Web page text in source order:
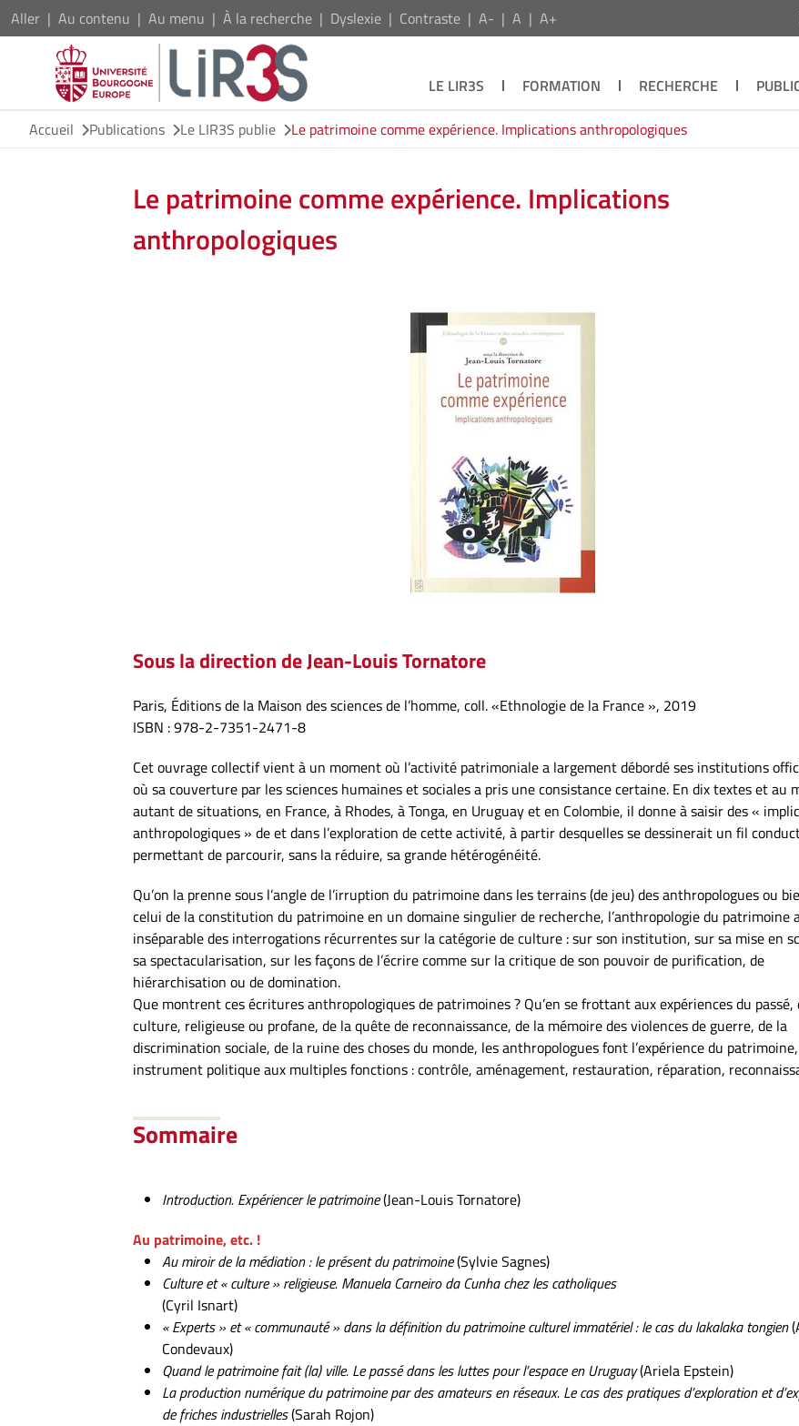
Aller Au contenu Au menu À la recherche Dyslexie Contraste A- A A+
LE LIR3S FORMATION RECHERCHE
Accueil
Publications Le LIR3S publie Le patrimoine comme expérience. Implications anthropologiques
Le patrimoine comme expérience. Implications
anthropologiques
Sous la direction de Jean-Louis Tornatore
Paris, Éditions de la Maison des sciences de l’homme, coll. «Ethnologie de la France », 2019
ISBN : 978-2-7351-2471-8
Cet ouvrage collectif vient à un moment où l’activité patrimoniale a largement débordé ses institutions
où sa couverture par les sciences humaines et sociales a pris une consistance certaine. En dix textes et au
autant de situations, en France, à Rhodes, à Tonga, en Uruguay et en Colombie, il donne à saisir des «
anthropologiques » de et dans l’exploration de cette activité, à partir desquelles se dessinerait un fil
permettant de parcourir, sans la réduire, sa grande hétérogénéité.
Qu’on la prenne sous l’angle de l’irruption du patrimoine dans les terrains (de jeu) des anthropologues ou
celui de la constitution du patrimoine en un domaine singulier de recherche, l’anthropologie du patrimoine
inséparable des interrogations récurrentes sur la catégorie de culture : sur son institution, sur sa mise en
sa spectacularisation, sur les façons de l’écrire comme sur la critique de son pouvoir de purification, de
hiérarchisation ou de domination.
Que montrent ces écritures anthropologiques de patrimoines ? Qu’en se frottant aux expériences du passé,
culture, religieuse ou profane, de la quête de reconnaissance, de la mémoire des violences de guerre, de la
discrimination sociale, de la ruine des choses du monde, les anthropologues font l’expérience du patrimoine,
instrument politique aux multiples fonctions : contrôle, aménagement, restauration, réparation,
Sommaire
Introduction. Expériencer le patrimoine(Jean-Louis Tornatore)
Au patrimoine, etc. !
Au miroir de la médiation : le présent du patrimoine(Sylvie Sagnes)
Culture et « culture » religieuse. Manuela Carneiro da Cunha chez les catholiques
(Cyril Isnart)
« Experts » et « communauté » dans la définition du patrimoine culturel immatériel : le cas du lakalaka tongien
Condevaux)
Quand le patrimoine fait (la) ville. Le passé dans les luttes pour l’espace en Uruguay(Ariela Epstein)
La production numérique du patrimoine par des amateurs en réseaux. Le cas des pratiques d’exploration et
de friches industrielles(Sarah Rojon)